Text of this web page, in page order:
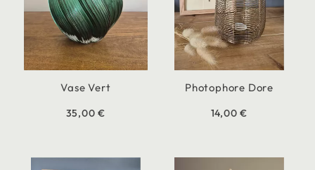
Vase Vert
35,00 €
Photophore Dore
14,00 €